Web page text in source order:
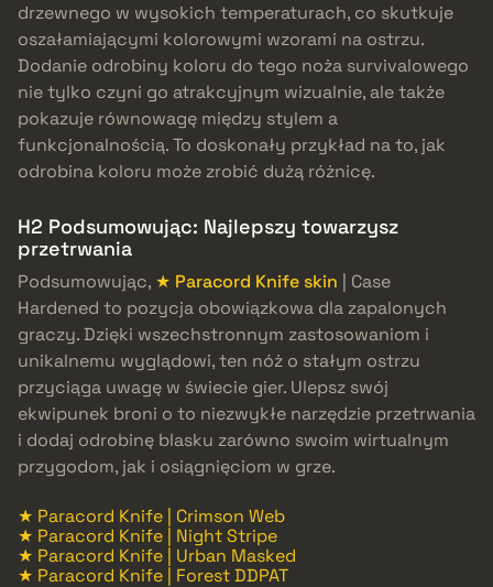
drzewnego w wysokich temperaturach, co skutkuje
oszałamiającymi kolorowymi wzorami na ostrzu.
Dodanie odrobiny koloru do tego noża survivalowego
nie tylko czyni go atrakcyjnym wizualnie, ale także
pokazuje równowagę między stylem a
funkcjonalnością. To doskonały przykład na to, jak
odrobina koloru może zrobić dużą różnicę.
H2 Podsumowując: Najlepszy towarzysz
przetrwania
Podsumowując, ★ Paracord Knife skin | Case
Hardened to pozycja obowiązkowa dla zapalonych
graczy. Dzięki wszechstronnym zastosowaniom i
unikalnemu wyglądowi, ten nóż o stałym ostrzu
przyciąga uwagę w świecie gier. Ulepsz swój
ekwipunek broni o to niezwykłe narzędzie przetrwania
i dodaj odrobinę blasku zarówno swoim wirtualnym
przygodom, jak i osiągnięciom w grze.
★ Paracord Knife | Crimson Web
★ Paracord Knife | Night Stripe
★ Paracord Knife | Urban Masked
★ Paracord Knife | Forest DDPAT